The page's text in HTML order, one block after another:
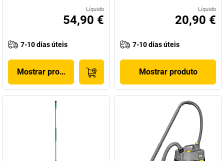
Líquido
54,90 €
7-10 dias úteis
Mostrar produto
Líquido
20,90 €
7-10 dias úteis
Mostrar produto